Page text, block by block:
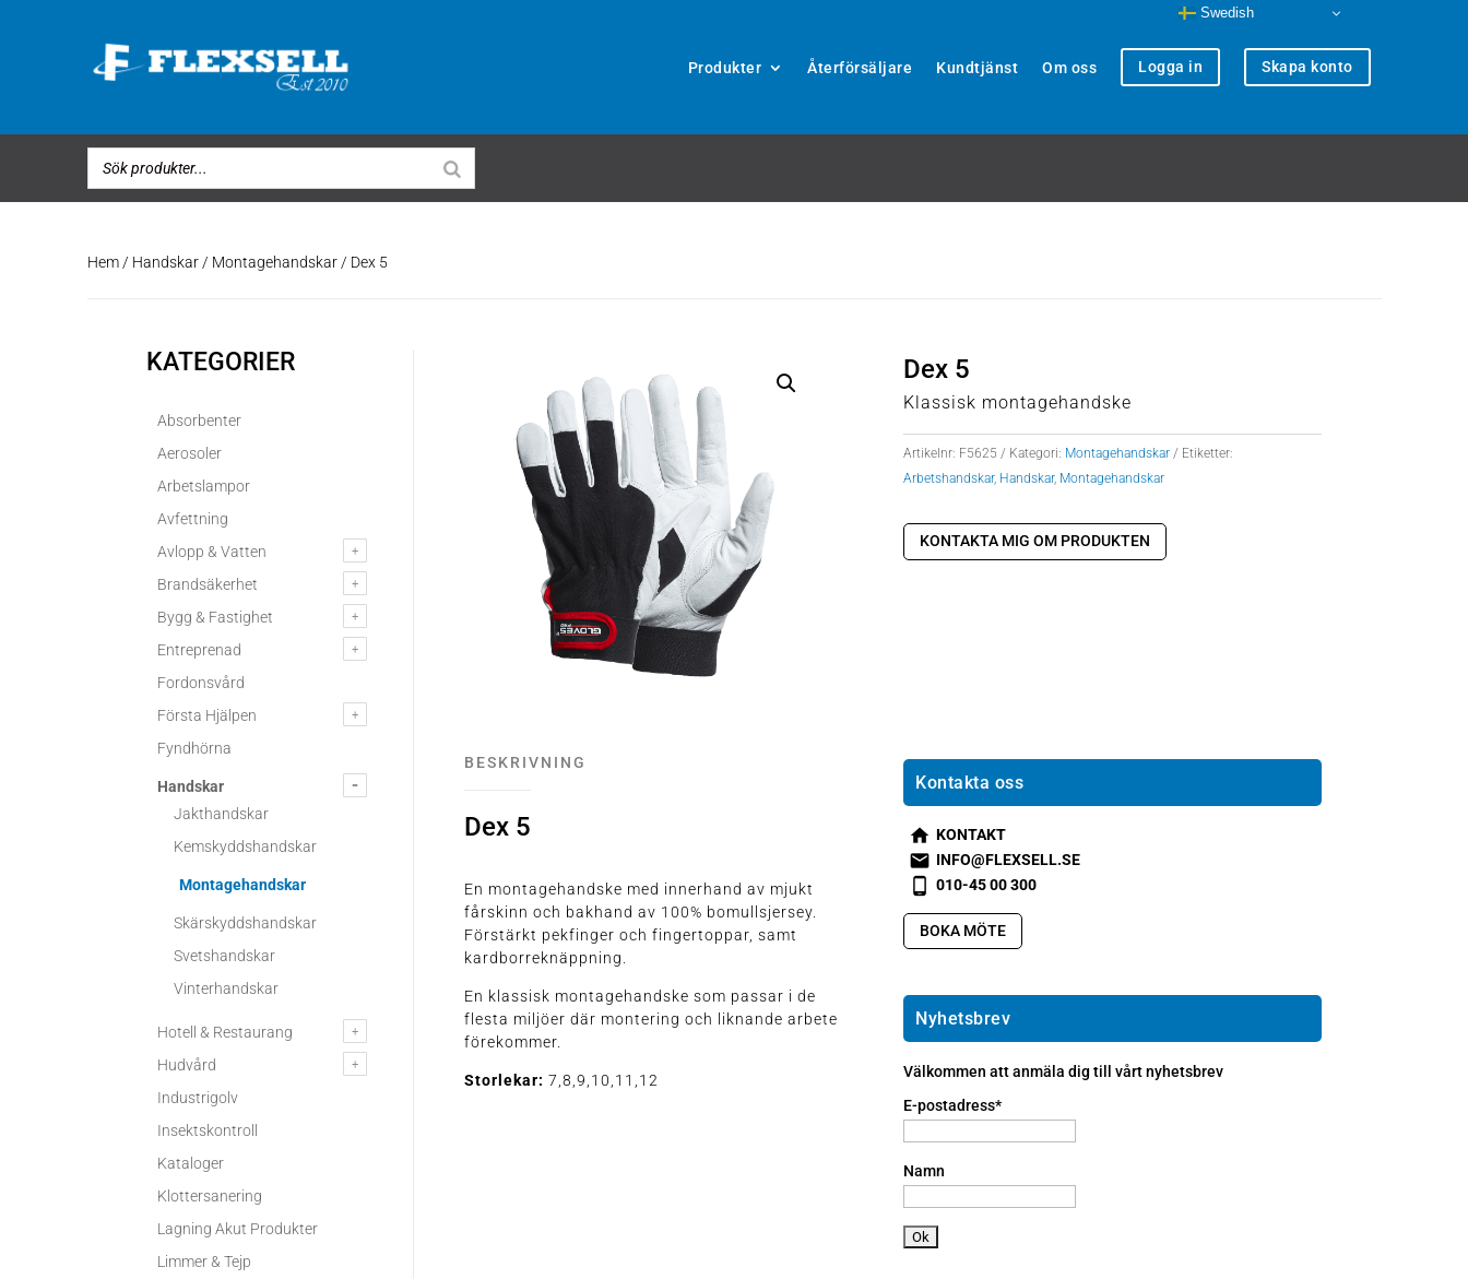
Produkter Återförsäljare Kundtjänst Om oss Logga in Skapa konto
Hem/ Handskar/ Montagehandskar/ Dex 5
KATEGORIER
Absorbenter
Aerosoler
Arbetslampor
Avfettning
Avlopp & Vatten
Brandsäkerhet
Bygg & Fastighet
Entreprenad
Fordonsvård
Första Hjälpen
Fyndhörna
Handskar
Jakthandskar
Kemskyddshandskar
Montagehandskar
Skärskyddshandskar
Svetshandskar
Vinterhandskar
Hotell & Restaurang
Hudvård
Industrigolv
Insektskontroll
Kataloger
Klottersanering
Lagning Akut Produkter
Limmer & Tejp
BESKRIVNING
Dex 5
En montagehandske med innerhand av mjukt
fårskinn och bakhand av 100% bomullsjersey.
Förstärkt pekfinger och fingertoppar, samt
kardborreknäppning.
En klassisk montagehandske som passar i de
flesta miljöer där montering och liknande arbete
förekommer.
Storlekar: 7,8,9,10,11,12
Dex 5
Klassisk montagehandske
Artikelnr: F5625 Kategori: Montagehandskar
Etiketter:
Arbetshandskar, Handskar, Montagehandskar
KONTAKTA MIG OM PRODUKTEN
Kontakta oss
s
m
t2
o
e
ic
o
KONTAKT
s
m
t1
e
ai
ic
o
n
INFO@FLEXSELL.SE
s
m
t2
h
o
n
e
a
n
dr
oi
d
ic
o
n
010-45 00 300
BOKA MÖTE
Nyhetsbrev
Välkommen att anmäla dig till vårt nyhetsbrev
E-postadress*
Namn
Swedish